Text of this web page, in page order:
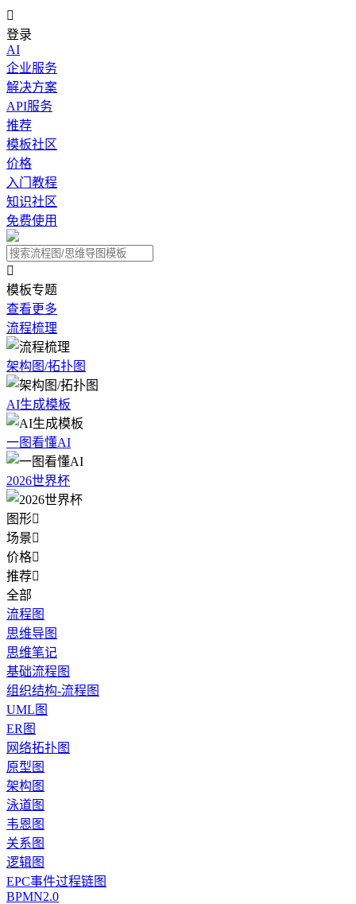

登录
AI
企业服务
解决方案
API服务
推荐
模板社区
价格
入门教程
知识社区
免费使用

模板专题
查看更多
流程梳理
架构图/拓扑图
AI生成模板
一图看懂AI
2026世界杯
图形
场景
价格
推荐
全部
流程图
思维导图
思维笔记
基础流程图
组织结构-流程图
UML图
ER图
网络拓扑图
原型图
架构图
泳道图
韦恩图
关系图
逻辑图
EPC事件过程链图
BPMN2.0